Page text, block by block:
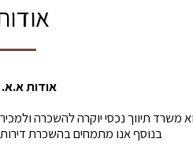
אודות א.א.
משרד תיווך נכסי יוקרה להשכרה
בנוסף אנו מתמחים בהשכרת